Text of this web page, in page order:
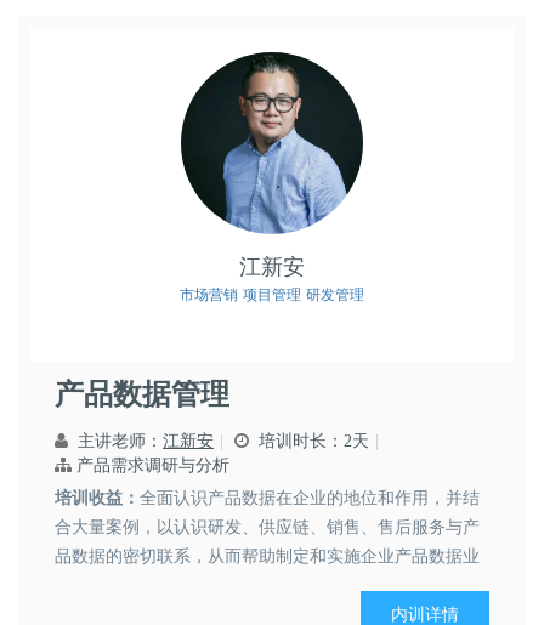
江新安
市场营销 项目管理 研发管理
产品数据管理
主讲老师： 江新安
培训时长：2天
产品需求调研与分析
培训收益： 全面认识产品数据在企业的地位和作用，并结
合大量案例，以认识研发、供应链、销售、售后服务与产
品数据的密切联系，从而帮助制定和实施企业产品数据业
内训详情